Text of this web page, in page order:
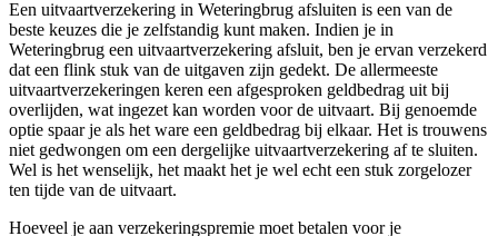
Een uitvaartverzekering in Weteringbrug afsluiten is een van de
beste keuzes die je zelfstandig kunt maken. Indien je in
Weteringbrug een uitvaartverzekering afsluit, ben je ervan verzekerd
dat een flink stuk van de uitgaven zijn gedekt. De allermeeste
uitvaartverzekeringen keren een afgesproken geldbedrag uit bij
overlijden, wat ingezet kan worden voor de uitvaart. Bij genoemde
optie spaar je als het ware een geldbedrag bij elkaar. Het is trouwens
niet gedwongen om een dergelijke uitvaartverzekering af te sluiten.
Wel is het wenselijk, het maakt het je wel echt een stuk zorgelozer
ten tijde van de uitvaart.
Hoeveel je aan verzekeringspremie moet betalen voor je